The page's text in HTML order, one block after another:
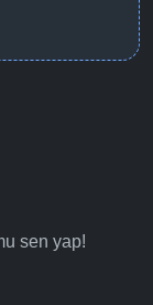
sen yap!